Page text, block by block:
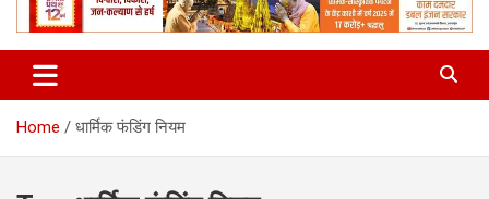
Home धार्मिक फंडिंग नियम